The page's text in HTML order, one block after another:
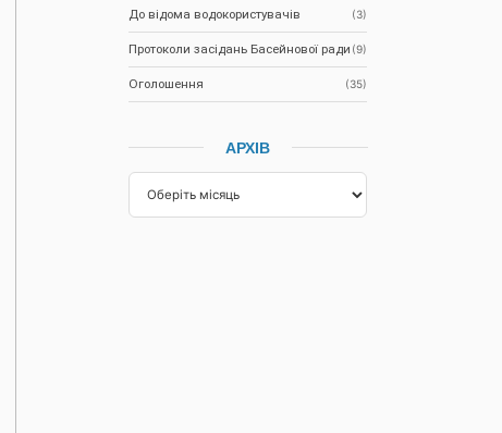
До відома водокористувачів (3)
Протоколи засідань Басейнової ради (9)
Оголошення (35)
АРХІВ